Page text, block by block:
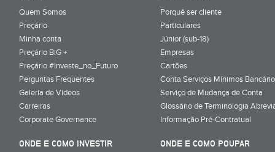
Quem Somos
Preçário
Minha conta
Preçário BiG +
Preçário #Investe_no_Futuro
Perguntas Frequentes
Galeria de Vídeos
Carreiras
Corporate Governance
Porquê ser cliente
Particulares
Júnior (sub-18)
Empresas
Cartões
Conta Serviços Mínimos
Serviço de Mudança de Conta
Glossário de Terminologia
Informação Pré-Contratual
ONDE E COMO INVESTIR
ONDE E COMO POUPAR